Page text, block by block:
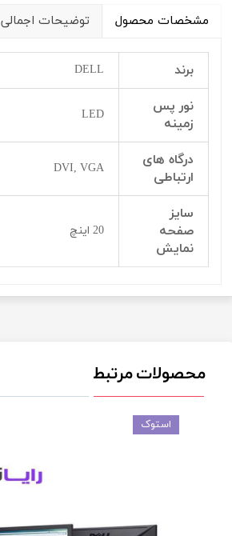
مشخصات محصول توضیحات اجمالی
برند DELL
نور پس
زمینه
LED
درگاه های
ارتباطی
DVI, VGA
سایز
صفحه
نمایش
20 اینچ
محصولات مرتبط
استوک